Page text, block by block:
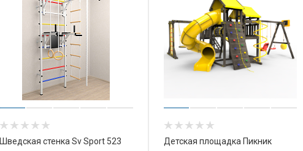
Шведская стенка Sv Sport 523
Детская площадка Пикник